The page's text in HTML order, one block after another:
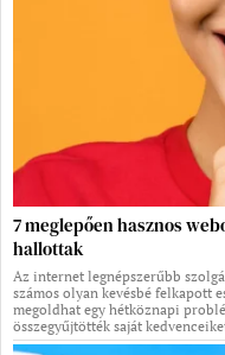
7 meglepően hasznos
hallottak
Az internet legnépszerűbb
számos olyan kevésbé felkapott
megoldhat egy hétköznapi
összegyűjtötték saját